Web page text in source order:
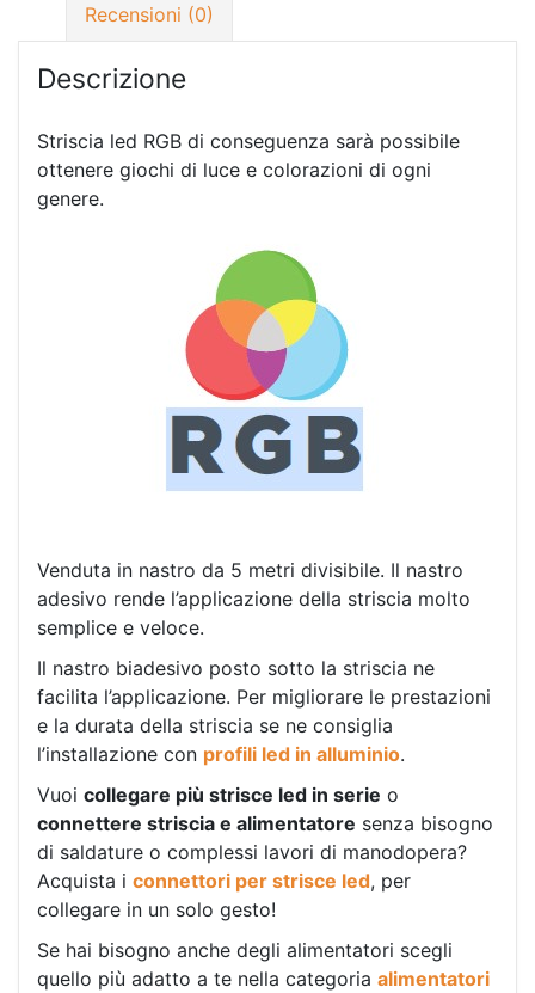
Recensioni (0)
Descrizione
Striscia led RGB di conseguenza sarà possibile
ottenere giochi di luce e colorazioni di ogni
genere.
Venduta in nastro da 5 metri divisibile. Il nastro
adesivo rende l’applicazione della striscia molto
semplice e veloce.
Il nastro biadesivo posto sotto la striscia ne
facilita l’applicazione. Per migliorare le prestazioni
e la durata della striscia se ne consiglia
l’installazione con profili led in alluminio.
Vuoi collegare più strisce led in serie o
connettere striscia e alimentatore senza bisogno
di saldature o complessi lavori di manodopera?
Acquista i connettori per strisce led, per
collegare in un solo gesto!
Se hai bisogno anche degli alimentatori scegli
quello più adatto a te nella categoria alimentatori